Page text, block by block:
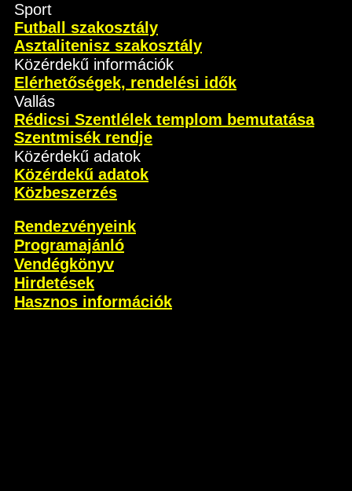
Sport
Futball szakosztály
Asztalitenisz szakosztály
Közérdekű információk
Elérhetőségek, rendelési idők
Vallás
Rédicsi Szentlélek templom bemutatása
Szentmisék rendje
Közérdekű adatok
Közérdekű adatok
Közbeszerzés
Rendezvényeink
Programajánló
Vendégkönyv
Hirdetések
Hasznos információk